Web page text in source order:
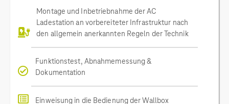
Montage und Inbetriebnahme der AC
Ladestation an vorbereiteter Infrastruktur nach
den allgemein anerkannten Regeln der Technik
Funktionstest, Abnahmemessung &
Dokumentation
Einweisung in die Bedienung der Wallbox